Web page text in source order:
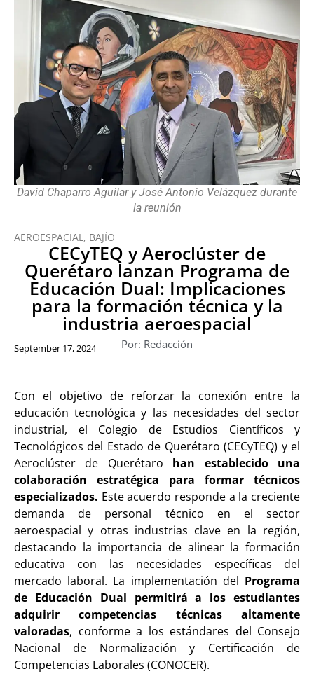
David Chaparro Aguilar y José Antonio Velázquez durante
la reunión
AEROESPACIAL , BAJÍO
CECyTEQ y Aeroclúster de
Querétaro lanzan Programa de
Educación Dual: Implicaciones
para la formación técnica y la
industria aeroespacial
Por: Redacción
September 17, 2024
Con el objetivo de reforzar la conexión entre la
educación tecnológica y las necesidades del sector
industrial, el Colegio de Estudios Científicos y
Tecnológicos del Estado de Querétaro (CECyTEQ) y el
Aeroclúster de Querétaro han establecido una
colaboración estratégica para formar técnicos
especializados. Este acuerdo responde a la creciente
demanda de personal técnico en el sector
aeroespacial y otras industrias clave en la región,
destacando la importancia de alinear la formación
educativa con las necesidades específicas del
mercado laboral. La implementación del Programa
de Educación Dual permitirá a los estudiantes
adquirir competencias técnicas altamente
valoradas, conforme a los estándares del Consejo
Nacional de Normalización y Certificación de
Competencias Laborales (CONOCER).